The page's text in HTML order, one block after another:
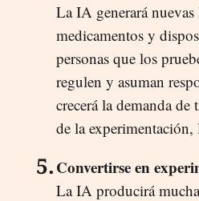
La IA generará
medicamentos y
personas que los
regulen y asuman
crecerá la demanda
de la
Convertirse en
La IA producirá